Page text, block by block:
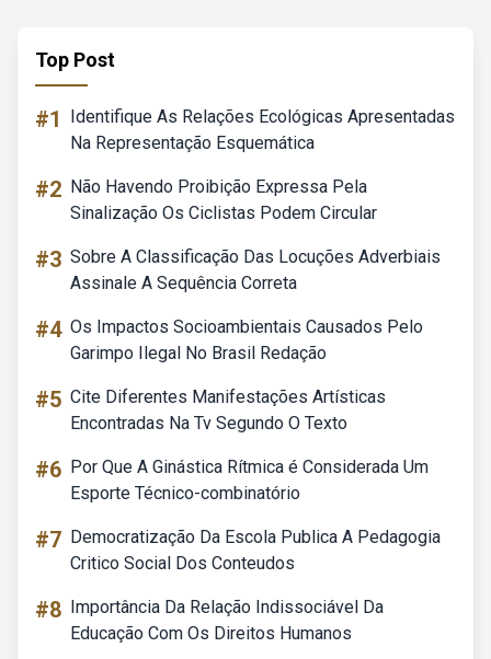
Top Post
#1
Identifique As Relações Ecológicas Apresentadas
Na Representação Esquemática
#2 Não Havendo Proibição Expressa Pela
Sinalização Os Ciclistas Podem Circular
#3 Sobre A Classificação Das Locuções Adverbiais
Assinale A Sequência Correta
#4 Os Impactos Socioambientais Causados Pelo
Garimpo Ilegal No Brasil Redação
#5 Cite Diferentes Manifestações Artísticas
Encontradas Na Tv Segundo O Texto
#6 Por Que A Ginástica Rítmica é Considerada Um
Esporte Técnico-combinatório
#7 Democratização Da Escola Publica A Pedagogia
Critico Social Dos Conteudos
#8 Importância Da Relação Indissociável Da
Educação Com Os Direitos Humanos